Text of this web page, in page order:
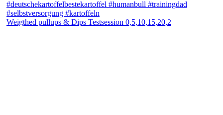
Weigthed pullups & Dips Testsession 0,5,10,15,20,2